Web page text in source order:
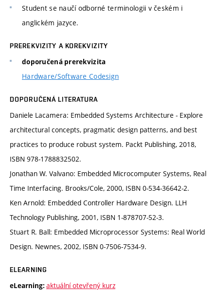
Student se naučí odborné terminologii v českém i
anglickém jazyce.
PREREKVIZITY A KOREKVIZITY
doporučená prerekvizita
Hardware/Software Codesign
DOPORUČENÁ LITERATURA
Daniele Lacamera: Embedded Systems Architecture - Explore
architectural concepts, pragmatic design patterns, and best
practices to produce robust system. Packt Publishing, 2018,
ISBN 978-1788832502.
Jonathan W. Valvano: Embedded Microcomputer Systems, Real
Time Interfacing. Brooks/Cole, 2000, ISBN 0-534-36642-2.
Ken Arnold: Embedded Controller Hardware Design. LLH
Technology Publishing, 2001, ISBN 1-878707-52-3.
Stuart R. Ball: Embedded Microprocessor Systems: Real World
Design. Newnes, 2002, ISBN 0-7506-7534-9.
ELEARNING
eLearning: aktuální otevřený kurz